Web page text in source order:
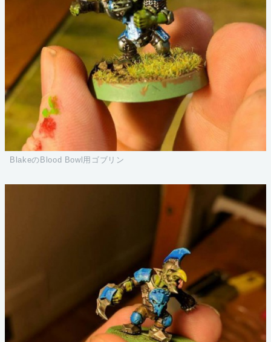
BlakeのBlood Bowl用ゴブリン